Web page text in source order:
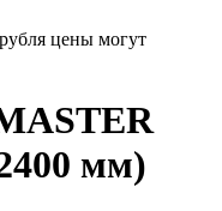
цены могут
мм)